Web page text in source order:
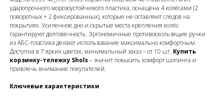
ударопрочного морозоустойчивого пластика, оснащена 4 колёсами (2
поворотных + 2 фиксированных), которые не оставляют следов на
покрытиях. Усиленное дно и скрытые места крепления колёс
гарантируют долговечность. Эргономичные противоскользящие ручки
из АБС-пластика делают использование максимально комфортным.
Доступна в 7 ярких цветах, минимальный заказ – от 10 шт. Купить
корзинку-тележку Shols – значит повысить комфорт шопинга и
привлечь внимание покупателей.
Ключевые характеристики